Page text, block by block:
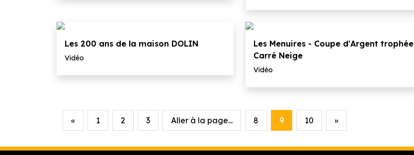
Les 200 ans de la maison DOLIN
Vidéo
Les Menuires - Coupe d'Argent trophée
Carré Neige
Vidéo
« 1 2 3 Aller à la page... 8 9 10 »